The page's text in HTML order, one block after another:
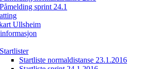
Påmelding sprint 24.1
Ullsheim
Startlister
Startliste normaldistanse 23.1.2016